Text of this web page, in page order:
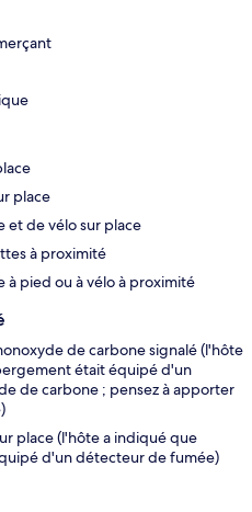
place
et de vélo sur place
à proximité
à pied ou à vélo à proximité
de carbone signalé (l'hôte
était équipé d'un
de carbone ; pensez à apporter
place (l'hôte a indiqué que
d'un détecteur de fumée)